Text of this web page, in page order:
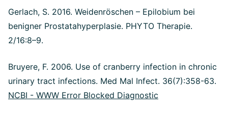
Gerlach, S. 2016. Weidenröschen – Epilobium bei
benigner Prostatahyperplasie. PHYTO Therapie.
2/16:8–9.
Bruyere, F. 2006. Use of cranberry infection in chronic
urinary tract infections. Med Mal Infect. 36(7):358-63.
NCBI - WWW Error Blocked Diagnostic